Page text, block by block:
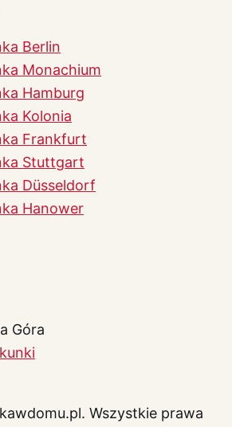
Berlin
Monachium
Hamburg
Kolonia
Frankfurt
Stuttgart
Düsseldorf
Hanower
Góra
Wszystkie prawa